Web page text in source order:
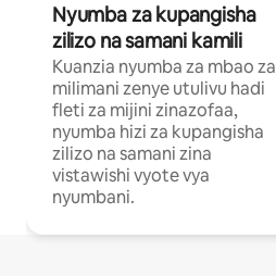
Nyumba za kupangisha
zilizo na samani kamili
Kuanzia nyumba za mbao za
milimani zenye utulivu hadi
fleti za mijini zinazofaa,
nyumba hizi za kupangisha
zilizo na samani zina
vistawishi vyote vya
nyumbani.